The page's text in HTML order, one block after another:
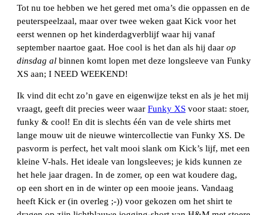
Tot nu toe hebben we het gered met oma’s die oppassen en de
peuterspeelzaal, maar over twee weken gaat Kick voor het
eerst wennen op het kinderdagverblijf waar hij vanaf
september naartoe gaat. Hoe cool is het dan als hij daar op
dinsdag al binnen komt lopen met deze longsleeve van Funky
XS aan; I NEED WEEKEND!
Ik vind dit echt zo’n gave en eigenwijze tekst en als je het mij
vraagt, geeft dit precies weer waar Funky XS voor staat: stoer,
funky & cool! En dit is slechts één van de vele shirts met
lange mouw uit de nieuwe wintercollectie van Funky XS. De
pasvorm is perfect, het valt mooi slank om Kick’s lijf, met een
kleine V-hals. Het ideale van longsleeves; je kids kunnen ze
het hele jaar dragen. In de zomer, op een wat koudere dag,
op een short en in de winter op een mooie jeans. Vandaag
heeft Kick er (in overleg ;-)) voor gekozen om het shirt te